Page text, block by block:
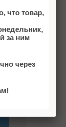
что товар,
за ним
через